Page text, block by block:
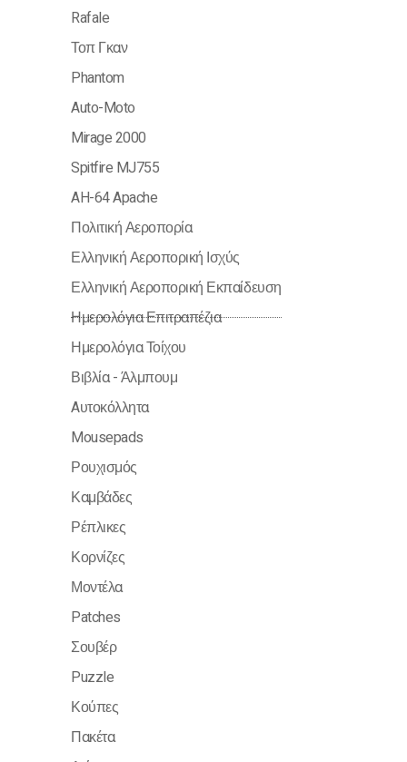
Rafale
Τοπ Γκαν
Phantom
Auto-Moto
Mirage 2000
Spitfire MJ755
AH-64 Apache
Πολιτική Αεροπορία
Ελληνική Αεροπορική Ισχύς
Ελληνική Αεροπορική Εκπαίδευση
Ημερολόγια Επιτραπέζια
Ημερολόγια Τοίχου
Βιβλία - Άλμπουμ
Aυτοκόλλητα
Mousepads
Ρουχισμός
Καμβάδες
Ρέπλικες
Κορνίζες
Μοντέλα
Patches
Σουβέρ
Puzzle
Κούπες
Πακέτα